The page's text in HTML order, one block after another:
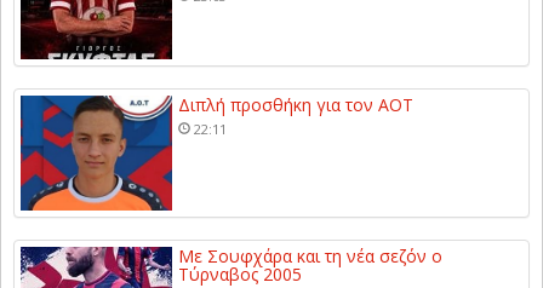
Διπλή προσθήκη για τον ΑΟΤ
22:11
Με Σουφχάρα και τη νέα σεζόν ο
Τύρναβος 2005